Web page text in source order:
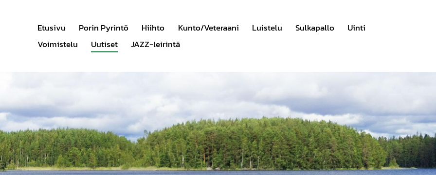
Etusivu Porin Pyrintö Hiihto Kunto/Veteraani Luistelu Sulkapallo
Uinti
Voimistelu
Uutiset JAZZ-leirintä